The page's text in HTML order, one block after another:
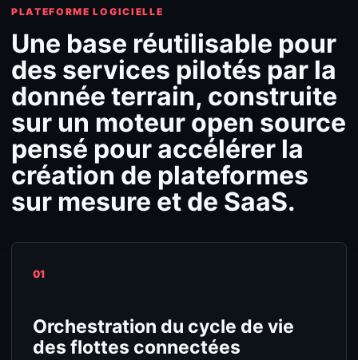
PLATEFORME LOGICIELLE
Une base réutilisable pour
des services pilotés par la
donnée terrain, construite
sur un moteur open source
pensé pour accélérer la
création de plateformes
sur mesure et de SaaS.
01
Orchestration du cycle de vie
des flottes connectées